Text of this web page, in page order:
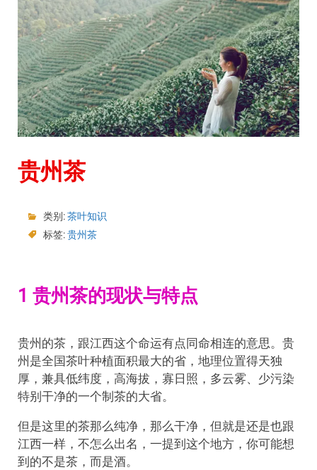
贵州茶
类别:茶叶知识
标签:贵州茶
1 贵州茶的现状与特点
贵州的茶，跟江西这个命运有点同命相连的意思。贵
州是全国茶叶种植面积最大的省，地理位置得天独
厚，兼具低纬度，高海拔，寡日照，多云雾、少污染
特别干净的一个制茶的大省。
但是这里的茶那么纯净，那么干净，但就是还是也跟
江西一样，不怎么出名，一提到这个地方，你可能想
到的不是茶，而是酒。